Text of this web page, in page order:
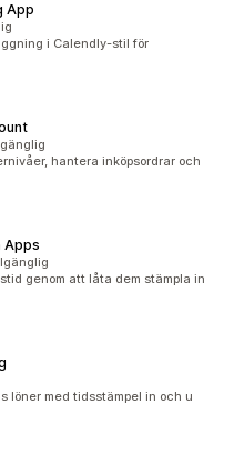
App
i Calendly-stil för
hantera inköpsordrar och
Apps
genom att låta dem stämpla in
löner med tidsstämpel in och u